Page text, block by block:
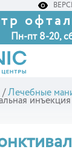
Пн-пт 8-20,
/ Лечебные
инъекция